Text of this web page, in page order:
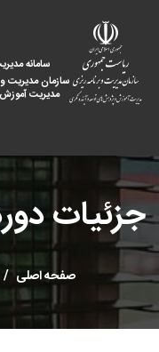
سامانه
سازمان مدیریت
مدیریت
جزئیات
صفحه اصلی